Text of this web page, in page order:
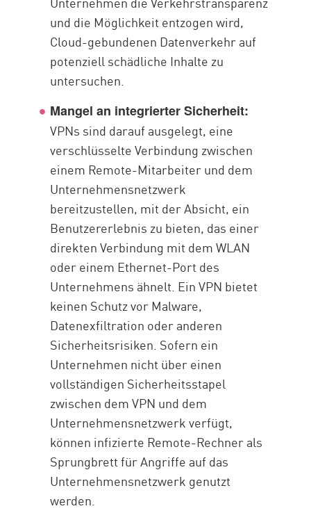
und die Möglichkeit entzogen wird,
Cloud-gebundenen Datenverkehr auf
potenziell schädliche Inhalte zu
untersuchen.
Mangel an integrierter Sicherheit:
VPNs sind darauf ausgelegt, eine
verschlüsselte Verbindung zwischen
einem Remote-Mitarbeiter und dem
Unternehmensnetzwerk
bereitzustellen, mit der Absicht, ein
Benutzererlebnis zu bieten, das einer
direkten Verbindung mit dem WLAN
oder einem Ethernet-Port des
Unternehmens ähnelt. Ein VPN bietet
keinen Schutz vor Malware,
Datenexfiltration oder anderen
Sicherheitsrisiken. Sofern ein
Unternehmen nicht über einen
vollständigen Sicherheitsstapel
zwischen dem VPN und dem
Unternehmensnetzwerk verfügt,
können infizierte Remote-Rechner als
Sprungbrett für Angriffe auf das
Unternehmensnetzwerk genutzt
werden.